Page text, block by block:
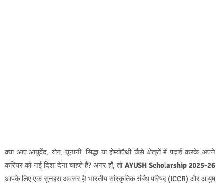
क्या आप आयुर्वेद, योग, यूनानी, सिद्धा या होम्योपैथी जैसे क्षेत्रों में पढ़ाई करके अपने
करियर को नई दिशा देना चाहते हैं? अगर हाँ, तो AYUSH Scholarship 2025-26
आपके लिए एक सुनहरा अवसर है! भारतीय सांस्कृतिक संबंध परिषद (ICCR) और आयुष